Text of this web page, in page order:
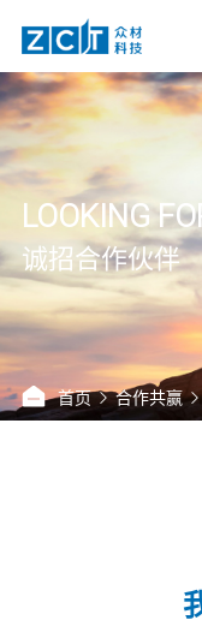
LOOKING
诚招合作伙伴
首页 合作共赢